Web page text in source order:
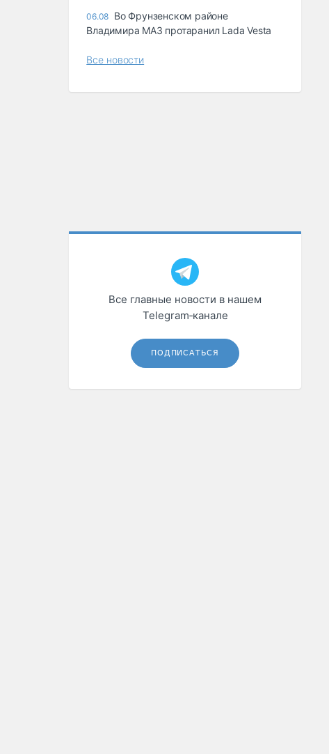
06.08 Во Фрунзенском районе
Владимира МАЗ протаранил Lada Vesta
Все новости
Все главные новости в нашем
Telegram‑канале
ПОДПИСАТЬСЯ